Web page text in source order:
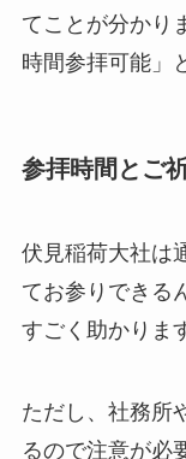
てことが分かり
時間参拝可能」
参拝時間とご
伏見稲荷大社は
てお参りできる
すごく助かりま
ただし、社務所
るので注意が必